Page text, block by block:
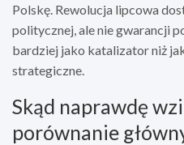
Polskę. Rewolucja lipcowa
politycznej, ale nie gwarancji
bardziej jako katalizator niż
strategiczne.
Skąd naprawdę
porównanie